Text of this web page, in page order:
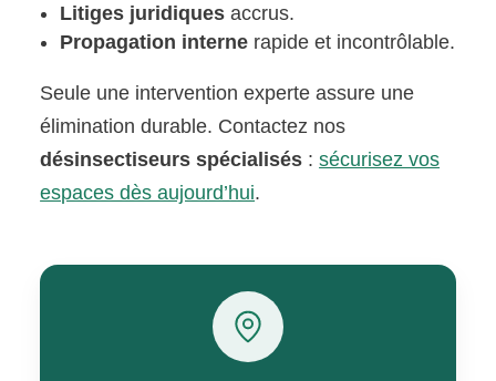
Litiges juridiques accrus.
Propagation interne rapide et incontrôlable.
Seule une intervention experte assure une
élimination durable. Contactez nos
désinsectiseurs spécialisés :sécurisez vos
espaces dès aujourd’hui.